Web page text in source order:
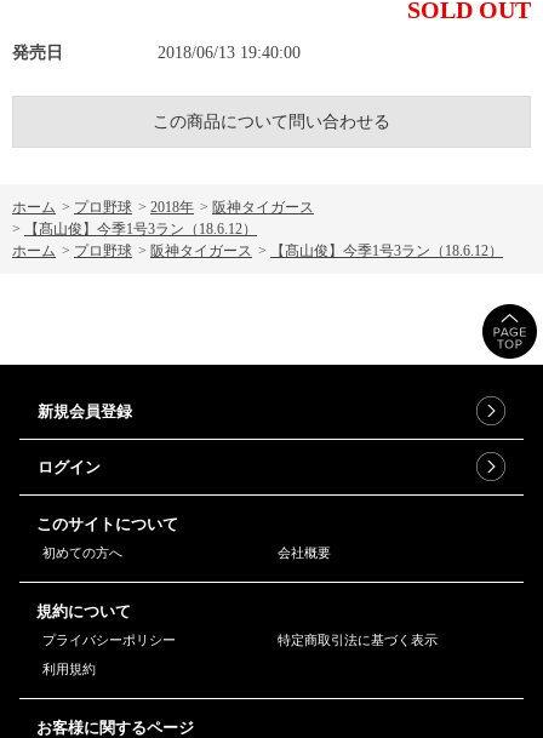
SOLD OUT
発売日 2018/06/13 19:40:00
この商品について問い合わせる
ホーム > プロ野球 > 2018年 > 阪神タイガース
>
【髙山俊】今季1号3ラン（18.6.12）
ホーム > プロ野球 > 阪神タイガース > 【髙山俊】今季1号3ラン（18.6.12）
新規会員登録
ログイン
このサイトについて
初めての方へ 会社概要
規約について
プライバシーポリシー
特定商取引法に基づく表示
利用規約
お客様に関するページ